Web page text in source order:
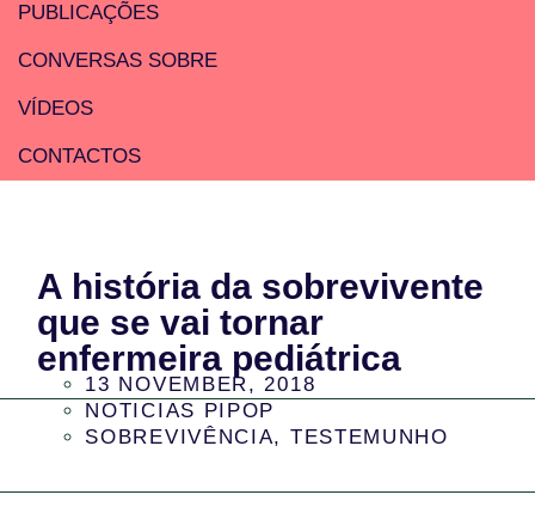
PUBLICAÇÕES
CONVERSAS SOBRE
VÍDEOS
CONTACTOS
A história da sobrevivente
que se vai tornar
enfermeira pediátrica
13 NOVEMBER, 2018
NOTICIAS PIPOP
SOBREVIVÊNCIA, TESTEMUNHO